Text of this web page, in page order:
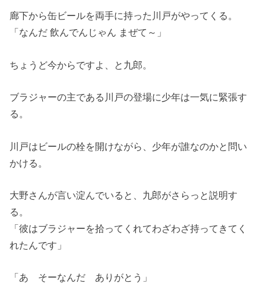
廊下から缶ビールを両手に持った川戸がやってくる。
「なんだ 飲んでんじゃん まぜて～」
ちょうど今からですよ、と九郎。
ブラジャーの主である川戸の登場に少年は一気に緊張す
る。
川戸はビールの栓を開けながら、少年が誰なのかと問い
かける。
大野さんが言い淀んでいると、九郎がさらっと説明す
る。
「彼はブラジャーを拾ってくれてわざわざ持ってきてく
れたんです」
「あ そーなんだ ありがとう」